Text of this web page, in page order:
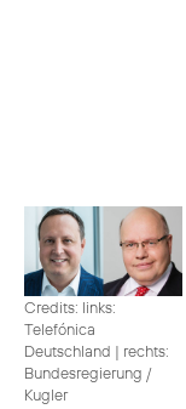
Credits: links:
Telefónica
Deutschland | rechts:
Bundesregierung /
Kugler